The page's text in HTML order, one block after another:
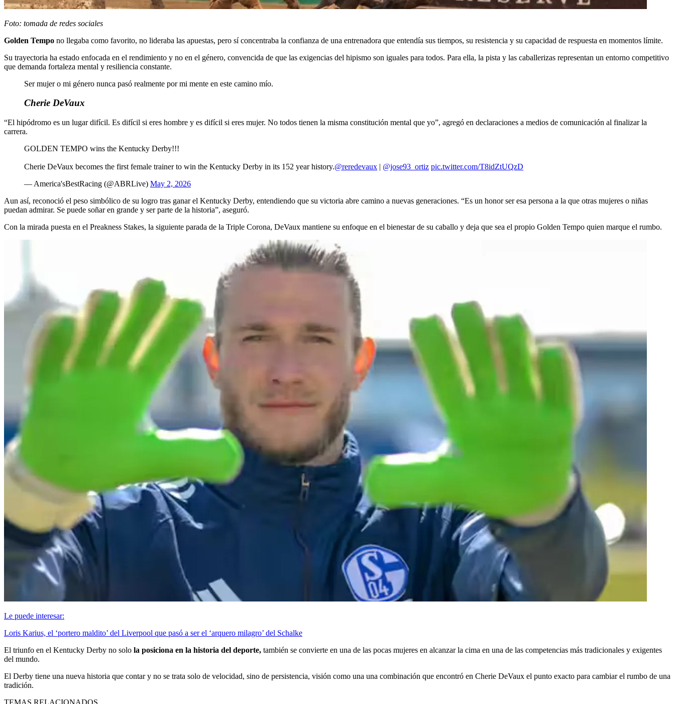
Foto: tomada de redes sociales
Golden Tempo no llegaba como favorito, no lideraba las apuestas, pero sí concentraba la confianza de una entrenadora que entendía sus tiempos, su resistencia y su capacidad de respuesta en momentos límite.
Su trayectoria ha estado enfocada en el rendimiento y no en el género, convencida de que las exigencias del hipismo son iguales para todos. Para ella, la pista y las caballerizas representan un entorno competitivo
que demanda fortaleza mental y resiliencia constante.
Ser mujer o mi género nunca pasó realmente por mi mente en este camino mío.
Cherie DeVaux
“El hipódromo es un lugar difícil. Es difícil si eres hombre y es difícil si eres mujer. No todos tienen la misma constitución mental que yo”, agregó en declaraciones a medios de comunicación al finalizar la
carrera.
GOLDEN TEMPO wins the Kentucky Derby!!!
Cherie DeVaux becomes the first female trainer to win the Kentucky Derby in its 152 year history.@reredevaux | @jose93_ortiz pic.twitter.com/T8idZtUQzD
— America'sBestRacing (@ABRLive) May 2, 2026
Aun así, reconoció el peso simbólico de su logro tras ganar el Kentucky Derby, entendiendo que su victoria abre camino a nuevas generaciones. “Es un honor ser esa persona a la que otras mujeres o niñas
puedan admirar. Se puede soñar en grande y ser parte de la historia”, aseguró.
Con la mirada puesta en el Preakness Stakes, la siguiente parada de la Triple Corona, DeVaux mantiene su enfoque en el bienestar de su caballo y deja que sea el propio Golden Tempo quien marque el rumbo.
Le puede interesar:
Loris Karius, el ‘portero maldito’ del Liverpool que pasó a ser el ‘arquero milagro’ del Schalke
El triunfo en el Kentucky Derby no solo la posiciona en la historia del deporte, también se convierte en una de las pocas mujeres en alcanzar la cima en una de las competencias más tradicionales y exigentes
del mundo.
El Derby tiene una nueva historia que contar y no se trata solo de velocidad, sino de persistencia, visión como una una combinación que encontró en Cherie DeVaux el punto exacto para cambiar el rumbo de una
tradición.
TEMAS RELACIONADOS